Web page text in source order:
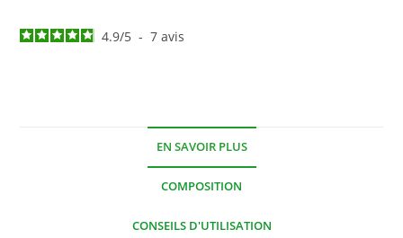
4.9/5 - 7avis
EN SAVOIR PLUS
COMPOSITION
CONSEILS D'UTILISATION